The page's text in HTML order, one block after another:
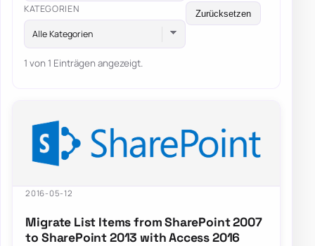
KATEGORIEN
Alle Kategorien
Zurücksetzen
1 von 1 Einträgen angezeigt.
2016-05-12
Migrate List Items from SharePoint 2007
to SharePoint 2013 with Access 2016